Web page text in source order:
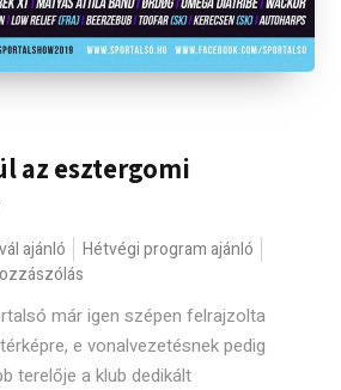
az esztergomi
ajánló
Hétvégi program ajánló
már igen szépen felrajzolta
e vonalvezetésnek pedig
terelője a klub dedikált